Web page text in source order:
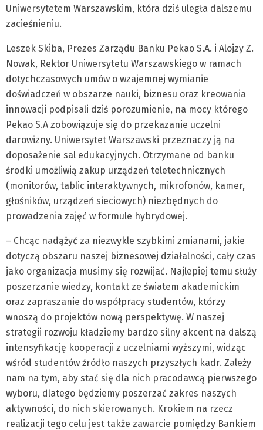
Uniwersytetem Warszawskim, która dziś uległa dalszemu
zacieśnieniu.
Leszek Skiba, Prezes Zarządu Banku Pekao S.A. i Alojzy Z.
Nowak, Rektor Uniwersytetu Warszawskiego w ramach
dotychczasowych umów o wzajemnej wymianie
doświadczeń w obszarze nauki, biznesu oraz kreowania
innowacji podpisali dziś porozumienie, na mocy którego
Pekao S.A zobowiązuje się do przekazanie uczelni
darowizny. Uniwersytet Warszawski przeznaczy ją na
doposażenie sal edukacyjnych. Otrzymane od banku
środki umożliwią zakup urządzeń teletechnicznych
(monitorów, tablic interaktywnych, mikrofonów, kamer,
głośników, urządzeń sieciowych) niezbędnych do
prowadzenia zajęć w formule hybrydowej.
– Chcąc nadążyć za niezwykle szybkimi zmianami, jakie
dotyczą obszaru naszej biznesowej działalności, cały czas
jako organizacja musimy się rozwijać. Najlepiej temu służy
poszerzanie wiedzy, kontakt ze światem akademickim
oraz zapraszanie do współpracy studentów, którzy
wnoszą do projektów nową perspektywę. W naszej
strategii rozwoju kładziemy bardzo silny akcent na dalszą
intensyfikację kooperacji z uczelniami wyższymi, widząc
wśród studentów źródło naszych przyszłych kadr. Zależy
nam na tym, aby stać się dla nich pracodawcą pierwszego
wyboru, dlatego będziemy poszerzać zakres naszych
aktywności, do nich skierowanych. Krokiem na rzecz
realizacji tego celu jest także zawarcie pomiędzy Bankiem